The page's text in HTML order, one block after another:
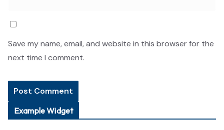
Save my name, email, and website in this browser for the
next time I comment.
Example Widget